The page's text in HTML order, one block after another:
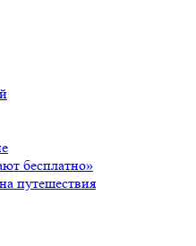
бесплатно»
путешествия